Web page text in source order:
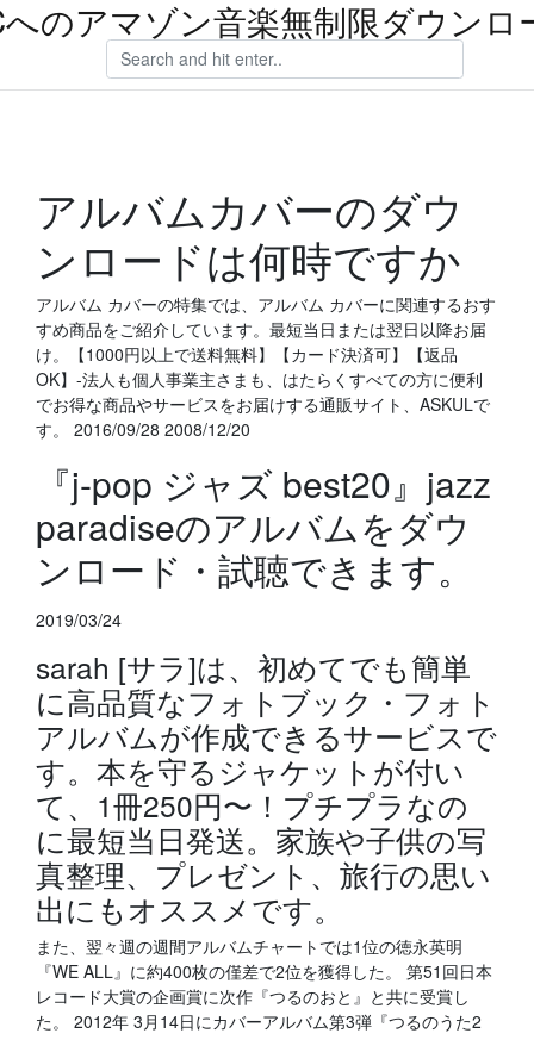
のアマゾン音楽無制限ダウンロ
アルバムカバーのダウ
ンロードは何時ですか
アルバム カバーの特集では、アルバム カバーに関連するおす
すめ商品をご紹介しています。最短当日または翌日以降お届
け。【1000円以上で送料無料】【カード決済可】【返品
OK】-法人も個人事業主さまも、はたらくすべての方に便利
でお得な商品やサービスをお届けする通販サイト、ASKULで
す。 2016/09/28 2008/12/20
『j-pop ジャズ best20』jazz
paradiseのアルバムをダウ
ンロード・試聴できます。
2019/03/24
sarah [サラ]は、初めてでも簡単
に高品質なフォトブック・フォト
アルバムが作成できるサービスで
す。本を守るジャケットが付い
て、1冊250円〜！プチプラなの
に最短当日発送。家族や子供の写
真整理、プレゼント、旅行の思い
出にもオススメです。
また、翌々週の週間アルバムチャートでは1位の徳永英明
『WE ALL』に約400枚の僅差で2位を獲得した。 第51回日本
レコード大賞の企画賞に次作『つるのおと』と共に受賞し
た。 2012年 3月14日にカバーアルバム第3弾『つるのうた2